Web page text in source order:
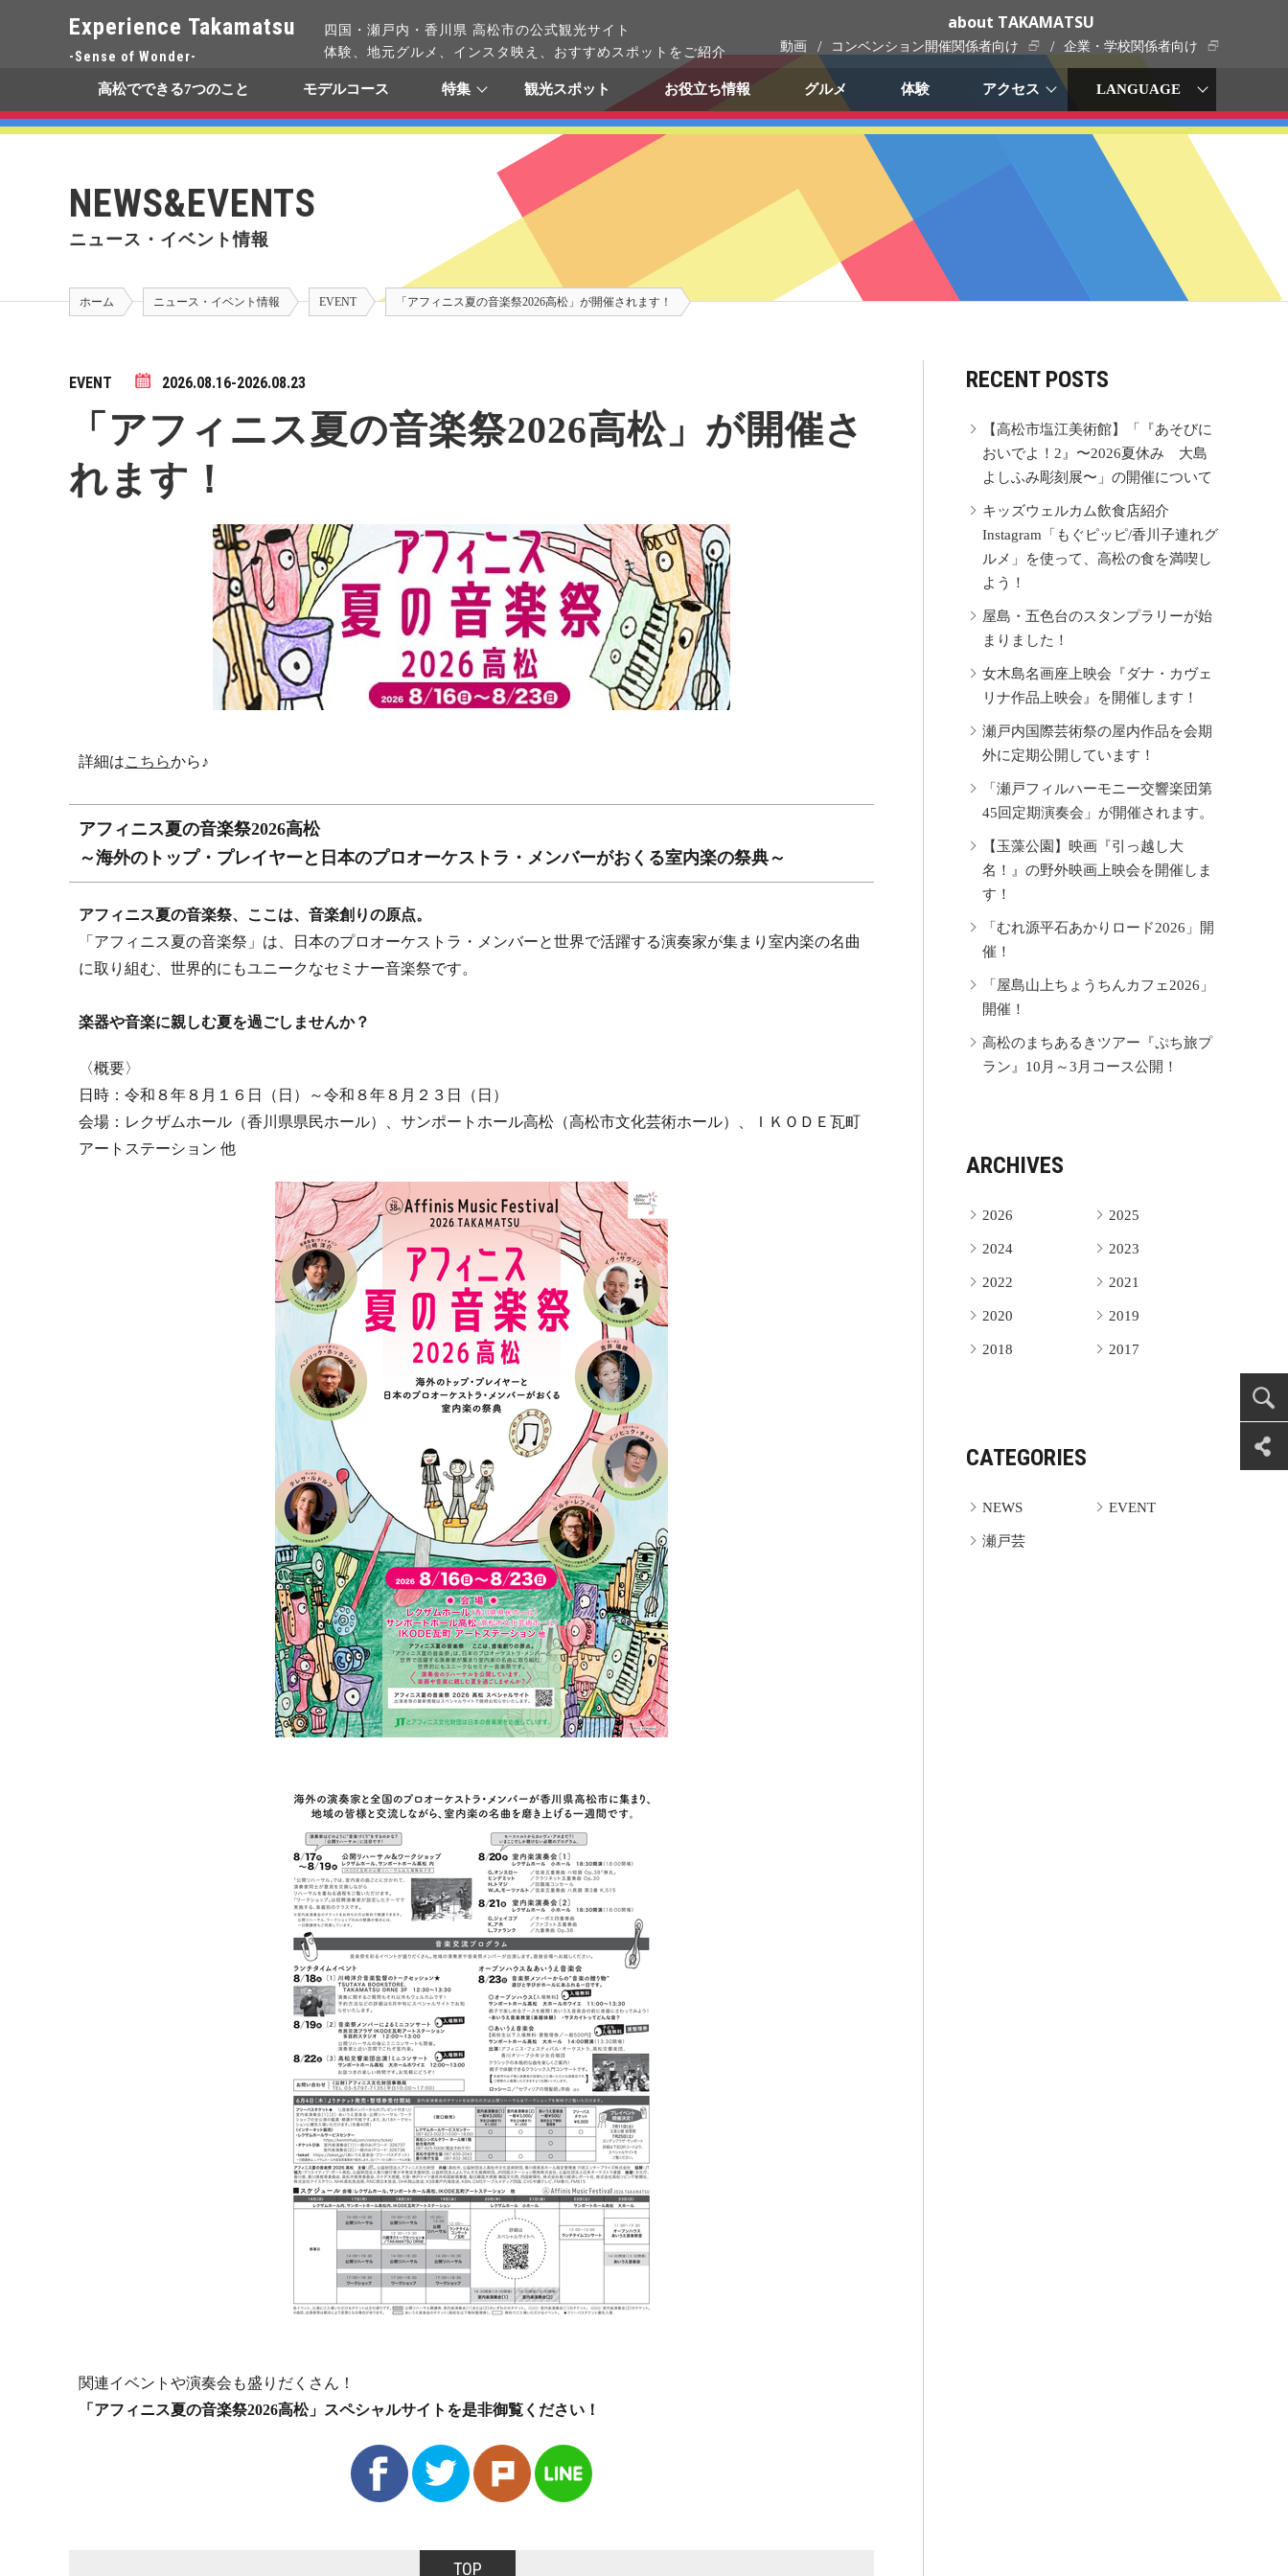
Experience Takamatsu
-Sense of Wonder-
四国・瀬戸内・香川県 高松市の公式観光サイト
体験、地元グルメ、インスタ映え、おすすめスポットをご紹介
about TAKAMATSU
動画 コンベンション開催関係者向け 企業・学校関係者向け
高松でできる7つのこと モデルコース 特集 観光スポット お役立ち情報 グルメ 体験 アクセス LANGUAGE
日本語
中文简体
中文繁體
한국어
NEWS&EVENTS
ニュース・イベント情報
ホーム ニュース・イベント情報 EVENT 「アフィニス夏の音楽祭2026高松」が開催されます！
EVENT 2026.08.16-2026.08.23
「アフィニス夏の音楽祭2026高松」が開催さ
れます！
詳細はこちらから♪
アフィニス夏の音楽祭2026高松
～海外のトップ・プレイヤーと日本のプロオーケストラ・メンバーがおくる室内楽の祭典～
アフィニス夏の音楽祭、ここは、音楽創りの原点。
「アフィニス夏の音楽祭」は、日本のプロオーケストラ・メンバーと世界で活躍する演奏家が集まり室内楽の名曲
に取り組む、世界的にもユニークなセミナー音楽祭です。
楽器や音楽に親しむ夏を過ごしませんか？
〈概要〉
日時：令和８年８月１６日（日）～令和８年８月２３日（日）
会場：レクザムホール（香川県県民ホール）、サンポートホール高松（高松市文化芸術ホール）、ＩＫＯＤＥ瓦町
アートステーション 他
関連イベントや演奏会も盛りだくさん！
「アフィニス夏の音楽祭2026高松」スペシャルサイトを是非御覧ください！
TOP
RECENT POSTS
【高松市塩江美術館】「『あそびに
おいでよ！2』〜2026夏休み 大島
よしふみ彫刻展〜」の開催について
キッズウェルカム飲食店紹介
Instagram「もぐピッピ/香川子連れグ
ルメ」を使って、高松の食を満喫し
よう！
屋島・五色台のスタンプラリーが始
まりました！
女木島名画座上映会『ダナ・カヴェ
リナ作品上映会』を開催します！
瀬戸内国際芸術祭の屋内作品を会期
外に定期公開しています！
「瀬戸フィルハーモニー交響楽団第
45回定期演奏会」が開催されます。
【玉藻公園】映画『引っ越し大
名！』の野外映画上映会を開催しま
す！
「むれ源平石あかりロード2026」開
催！
「屋島山上ちょうちんカフェ2026」
開催！
高松のまちあるきツアー『ぷち旅プ
ラン』10月～3月コース公開！
ARCHIVES
2026 2025
2024 2023
2022 2021
2020 2019
2018 2017
CATEGORIES
NEWS EVENT
瀬戸芸